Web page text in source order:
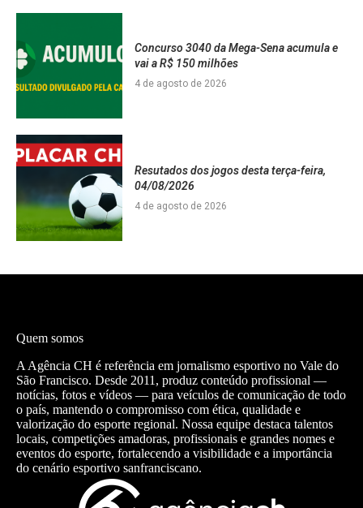
Concurso 3040 da Mega-Sena acumula e
vai a R$ 150 milhões
4 de agosto de 2026
Resutados dos jogos desta terça-feira,
04/08/2026
4 de agosto de 2026
Quem somos
A Agência CH é referência em jornalismo esportivo no Vale do
São Francisco. Desde 2011, produz conteúdo profissional —
notícias, fotos e vídeos — para veículos de comunicação de todo
o país, mantendo o compromisso com ética, qualidade e
valorização do esporte regional. Nossa equipe destaca talentos
locais, competições amadoras, profissionais e grandes nomes e
eventos do esporte, fortalecendo a visibilidade e a importância
do cenário esportivo sanfranciscano.